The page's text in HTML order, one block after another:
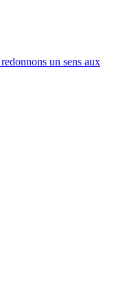
un sens aux